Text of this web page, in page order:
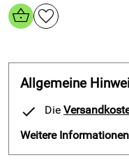
Allgemeine
Die
Weitere